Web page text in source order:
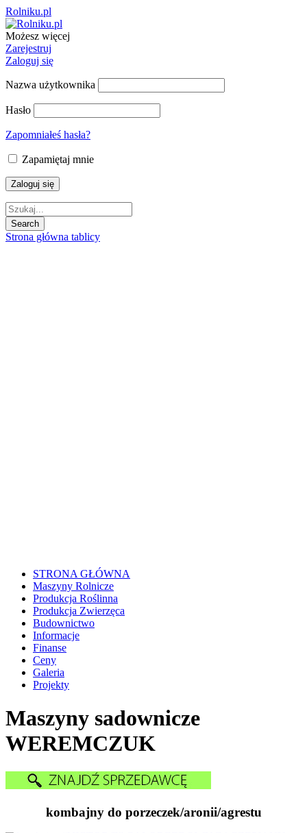
Rolniku.pl
Możesz więcej
Zarejestruj
Zaloguj się
Nazwa użytkownika
Hasło
Zapomniałeś hasła?
Zapamiętaj mnie
Strona główna tablicy
STRONA GŁÓWNA
Maszyny Rolnicze
Produkcja Roślinna
Produkcja Zwierzęca
Budownictwo
Informacje
Finanse
Ceny
Galeria
Projekty
Maszyny sadownicze
WEREMCZUK
kombajny do porzeczek/aronii/agrestu